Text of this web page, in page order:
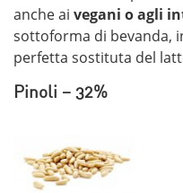
anche ai vegani o agli
sottoforma di bevanda,
perfetta sostituta del
Pinoli – 32%